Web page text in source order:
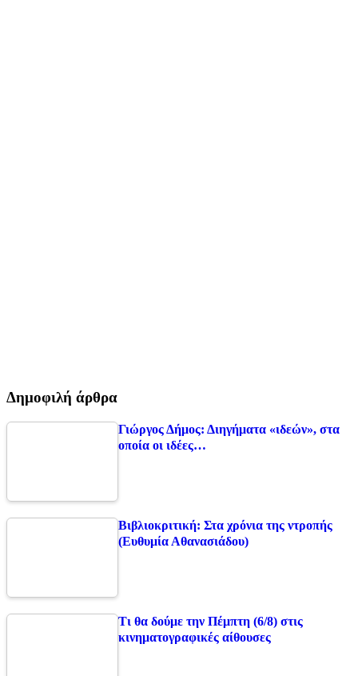
Δημοφιλή άρθρα
Γιώργος Δήμος: Διηγήματα «ιδεών», στα
οποία οι ιδέες…
Βιβλιοκριτική: Στα χρόνια της ντροπής
(Ευθυμία Αθανασιάδου)
Τι θα δούμε την Πέμπτη (6/8) στις
κινηματογραφικές αίθουσες